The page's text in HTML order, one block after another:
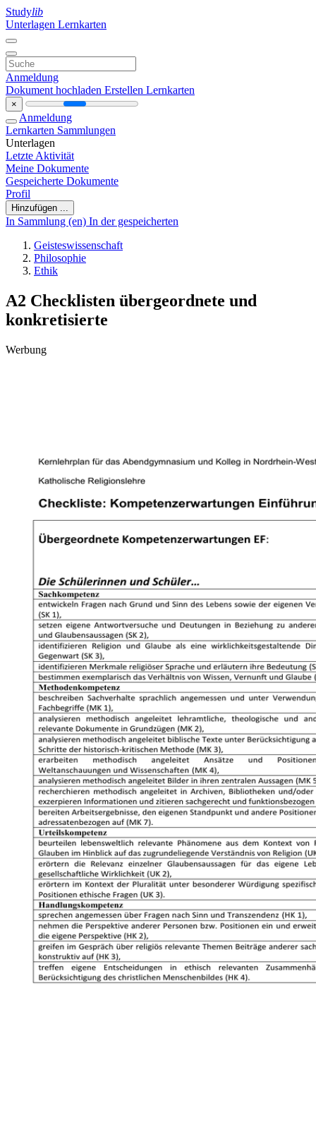
Studylib
Unterlagen Lernkarten
Anmeldung
Dokument hochladen Erstellen Lernkarten
×
Anmeldung
Lernkarten Sammlungen
Unterlagen
Letzte Aktivität
Meine Dokumente
Gespeicherte Dokumente
Profil
Hinzufügen ...
In Sammlung (en) In der gespeicherten
Geisteswissenschaft
Philosophie
Ethik
A2 Checklisten übergeordnete und
konkretisierte
Werbung